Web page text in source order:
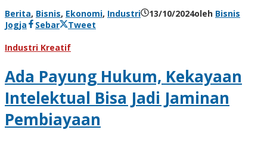
Berita, Bisnis, Ekonomi, Industri 13/10/2024oleh Bisnis
Jogja
Sebar
Tweet
Industri Kreatif
Ada Payung Hukum, Kekayaan
Intelektual Bisa Jadi Jaminan
Pembiayaan